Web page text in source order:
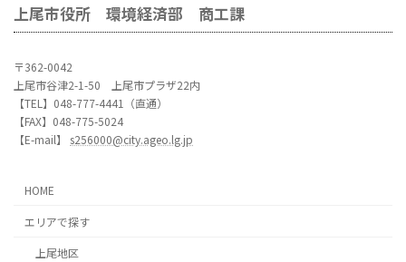
上尾市役所 環境経済部 商工課
〒362-0042
上尾市谷津2-1-50 上尾市プラザ22内
【TEL】048-777-4441（直通）
【FAX】048-775-5024
【E-mail】 s256000@city.ageo.lg.jp
HOME
エリアで探す
上尾地区